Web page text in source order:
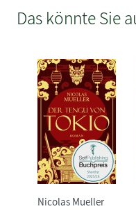
Das könnte Sie
Nicolas Mueller